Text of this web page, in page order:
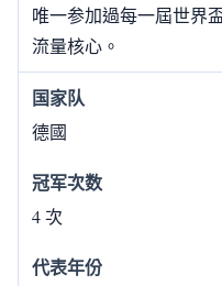
唯一参加過每一屆世界
流量核心。
德國
4 次